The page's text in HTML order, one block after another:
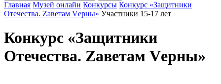
Главная Музей онлайн Конкурсы Конкурс «Защитники
Отечества. Zаветам Vерны» Участники 15-17 лет
Конкурс «Защитники
Отечества. Zаветам Vерны»